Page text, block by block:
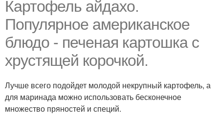
Картофель айдахо.
Популярное американское
блюдо - печеная картошка с
хрустящей корочкой.
Лучше всего подойдет молодой некрупный картофель, а
для маринада можно использовать бесконечное
множество пряностей и специй.